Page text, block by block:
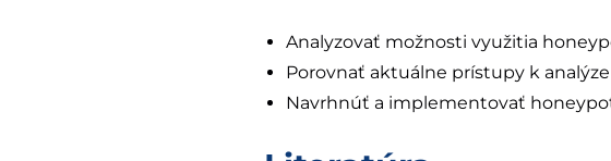
Analyzovať možnosti využitia
Porovnať aktuálne prístupy k
Navrhnúť a implementovať